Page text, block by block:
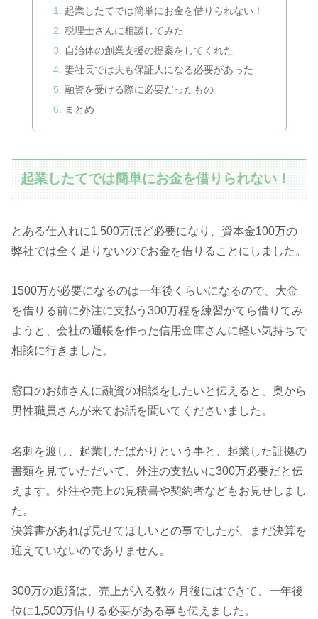
起業したてでは簡単にお金を借りられない！
税理士さんに相談してみた
自治体の創業支援の提案をしてくれた
妻社長では夫も保証人になる必要があった
融資を受ける際に必要だったもの
まとめ
起業したてでは簡単にお金を借りられない！
とある仕入れに1,500万ほど必要になり、資本金100万の
弊社では全く足りないのでお金を借りることにしました。
1500万が必要になるのは一年後くらいになるので、大金
を借りる前に外注に支払う300万程を練習がてら借りてみ
ようと、会社の通帳を作った信用金庫さんに軽い気持ちで
相談に行きました。
窓口のお姉さんに融資の相談をしたいと伝えると、奥から
男性職員さんが来てお話を聞いてくださいました。
名刺を渡し、起業したばかりという事と、起業した証拠の
書類を見ていただいて、外注の支払いに300万必要だと伝
えます。外注や売上の見積書や契約者などもお見せしまし
た。
決算書があれば見せてほしいとの事でしたが、まだ決算を
迎えていないのでありません。
300万の返済は、売上が入る数ヶ月後にはできて、一年後
位に1,500万借りる必要がある事も伝えました。